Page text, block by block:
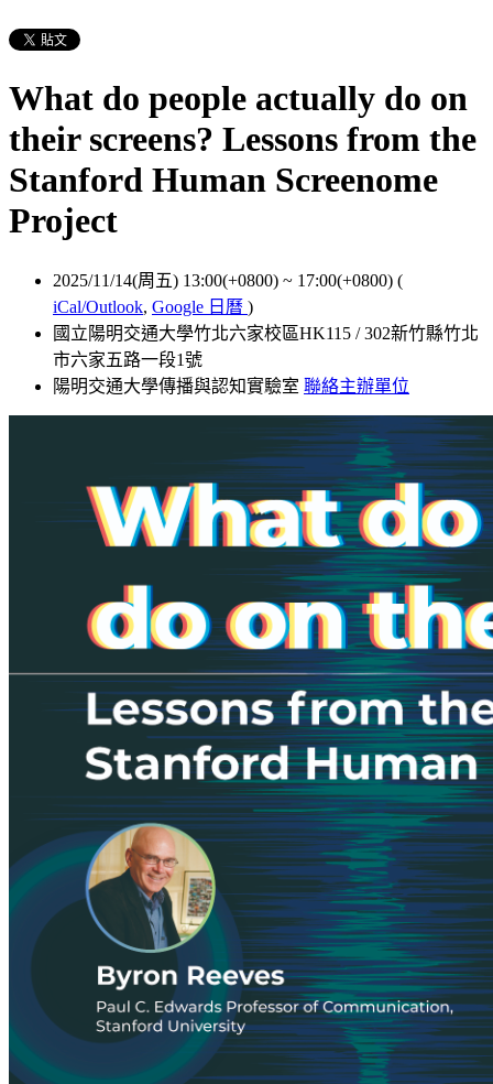
What do people actually do on
their screens? Lessons from the
Stanford Human Screenome
Project
2025/11/14(周五) 13:00(+0800) ~ 17:00(+0800) (
iCal/Outlook, Google 日曆 )
國立陽明交通大學竹北六家校區HK115 / 302新竹縣竹北
市六家五路一段1號
陽明交通大學傳播與認知實驗室 聯絡主辦單位